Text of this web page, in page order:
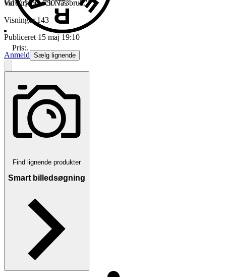
vid Krylbo och Näs bruk."
Varenr. 731 750 773
Visninger 143
Publiceret 15 maj 19:10
Anmeld Sælg lignende
Pris:.
Find lignende produkter
Smart billedsøgning